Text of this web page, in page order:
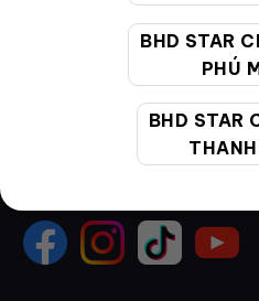
BHD STAR
PHÚ
BHD STAR
19002099
Giờ làm việc:
9:00 - 22:00
gồm cả Lễ, Tết)